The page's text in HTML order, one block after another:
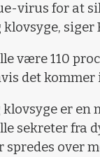
virus for at
være 110
det
er en
sekreter fra
spredes over